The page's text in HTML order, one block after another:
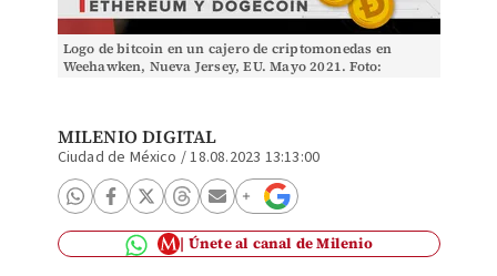
Logo de bitcoin en un cajero de criptomonedas en
Weehawken, Nueva Jersey, EU. Mayo 2021. Foto:
MILENIO DIGITAL
Ciudad de México /18.08.2023 13:13:00
Únete al canal de Milenio